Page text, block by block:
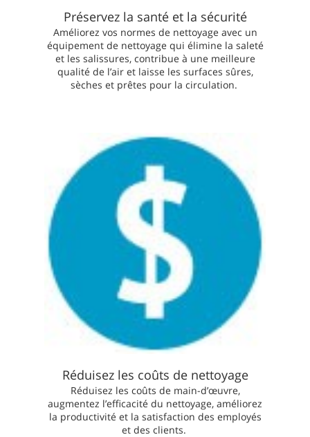
Préservez la santé et la sécurité
Améliorez vos normes de nettoyage avec un
équipement de nettoyage qui élimine la saleté
et les salissures, contribue à une meilleure
qualité de l’air et laisse les surfaces sûres,
sèches et prêtes pour la circulation.
Réduisez les coûts de nettoyage
Réduisez les coûts de main-d’œuvre,
augmentez l’efficacité du nettoyage, améliorez
la productivité et la satisfaction des employés
et des clients.